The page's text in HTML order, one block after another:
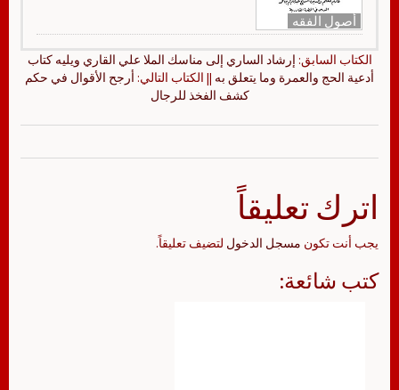
أصول الفقه
الكتاب السابق: إرشاد الساري إلى مناسك الملا علي القاري ويليه كتاب
أدعية الحج والعمرة وما يتعلق به || الكتاب التالي: أرجح الأقوال في حكم
كشف الفخذ للرجال
اترك تعليقاً
يجب أنت تكون مسجل الدخول لتضيف تعليقاً.
كتب شائعة: